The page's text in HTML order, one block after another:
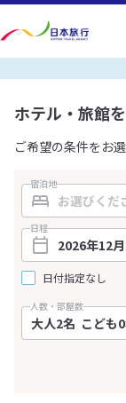
ホテル・旅館
ご希望の条件をお
宿泊地
日程
日付指定なし
人数・部屋数